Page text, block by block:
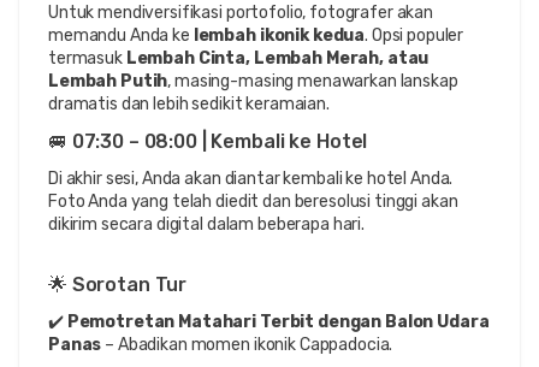
Untuk mendiversifikasi portofolio, fotografer akan
memandu Anda ke lembah ikonik kedua. Opsi populer
termasuk Lembah Cinta, Lembah Merah, atau
Lembah Putih, masing-masing menawarkan lanskap
dramatis dan lebih sedikit keramaian.
🚐 07:30 – 08:00 | Kembali ke Hotel
Di akhir sesi, Anda akan diantar kembali ke hotel Anda.
Foto Anda yang telah diedit dan beresolusi tinggi akan
dikirim secara digital dalam beberapa hari.
🌟 Sorotan Tur
✔️ Pemotretan Matahari Terbit dengan Balon Udara
Panas – Abadikan momen ikonik Cappadocia.